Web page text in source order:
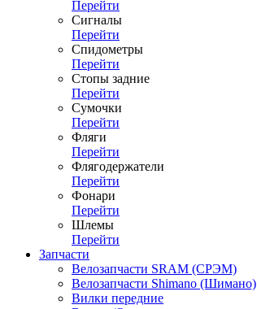
Перейти
Сигналы
Перейти
Спидометры
Перейти
Стопы задние
Перейти
Сумочки
Перейти
Фляги
Перейти
Флягодержатели
Перейти
Фонари
Перейти
Шлемы
Перейти
Запчасти
Велозапчасти SRAM (СРЭМ)
Велозапчасти Shimano (Шимано)
Вилки передние